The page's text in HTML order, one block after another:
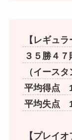
【レギュラ
３５勝４７
（イース
平均得点
平均失点
【プレ